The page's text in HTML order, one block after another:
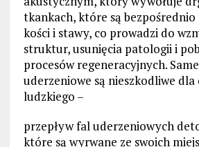
tkankach, które są bezpośrednio
kości i stawy, co prowadzi do
struktur, usunięcia patologii i
procesów regeneracyjnych.
uderzeniowe są nieszkodliwe
ludzkiego –
przepływ fal uderzeniowych
które są wyrwane ze swoich